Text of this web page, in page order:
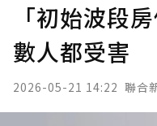
「初始波段
數人都受害
2026-05-21 14:22 聯合